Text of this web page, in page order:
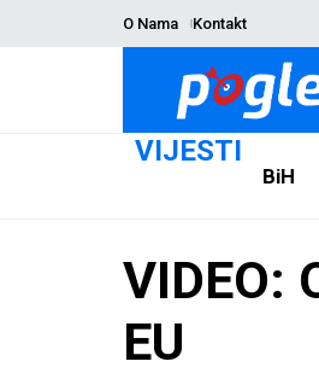
O Nama Kontakt
VIJESTI
BiH
VIDEO:
EU